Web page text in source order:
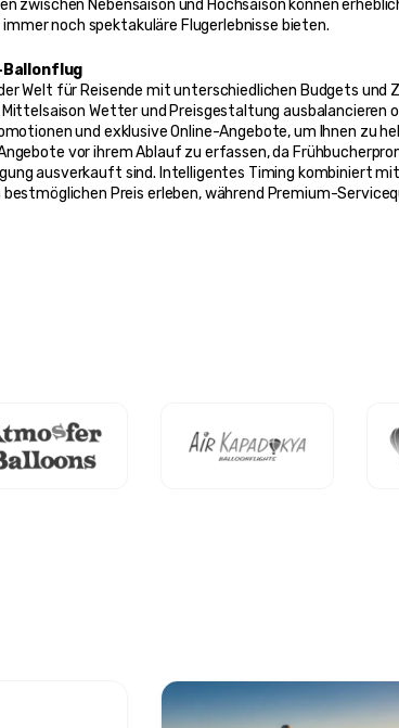
zwischen Nebensaison und Hochsaison können
noch spektakuläre Flugerlebnisse bieten.
Ballonflug
Welt für Reisende mit unterschiedlichen Budgets und
Wetter und Preisgestaltung ausbalancieren
und exklusive Online-Angebote, um Ihnen zu
vor ihrem Ablauf zu erfassen, da
ausverkauft sind. Intelligentes Timing kombiniert
Preis erleben, während Premium-